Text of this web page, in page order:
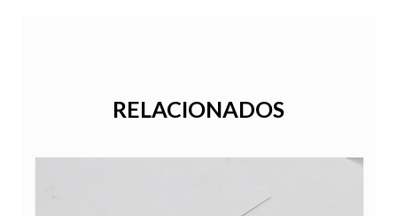
RELACIONADOS